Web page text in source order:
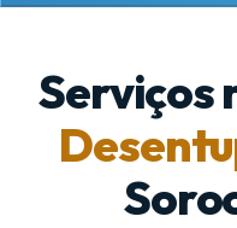
Serviços